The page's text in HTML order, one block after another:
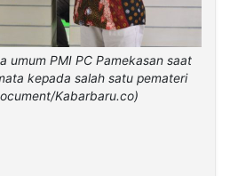
umum PMI PC Pamekasan saat
kepada salah satu pemateri
Kabarbaru.co)